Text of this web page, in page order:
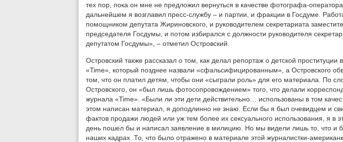
тех пор, пока он мне не предложил вернуться в качестве фотографа-
дальнейшем я возглавил пресс-службу – и партии, и фракции в Госдуме.
помощником депутата Жириновского, и руководителем секретариата
председателя Госдумы, и потом избирался с должности руководителя
депутатом Госдумы», – отметил Островский.
Островский также рассказал о том, как делал репортаж о детской проституции
«Time», который позднее назвали «сфальсифицированным», а Островского
том, что он платил детям, чтобы они «сыграли роль» для его материала. По
Островского, он «был лишь фотосопровождением» того, что делали
журнала «Time». «Были ли эти дети действительно… использованы в том
этом написан материал, я доподлинно не знаю. Если бы я был очевидцем и
фактов продажи людей или уж тем более их сексуального использования, я в
день пошел бы и написал заявление в милицию. Но мы видели лишь то, что и
наших кадрах. То, что было отражено в материале этой журналистки-